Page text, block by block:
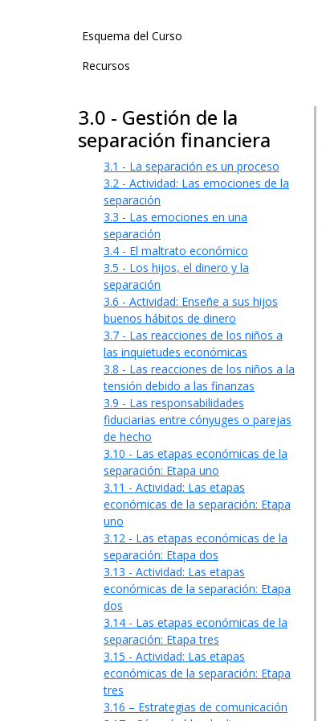
User account menu
Esquema del Curso
Recursos
3.0 - Gestión de la
separación financiera
3.1 - La separación es un proceso
3.2 - Actividad: Las emociones de la
separación
3.3 - Las emociones en una
separación
3.4 - El maltrato económico
3.5 - Los hijos, el dinero y la
separación
3.6 - Actividad: Enseñe a sus hijos
buenos hábitos de dinero
3.7 - Las reacciones de los niños a
las inquietudes económicas
3.8 - Las reacciones de los niños a la
tensión debido a las finanzas
3.9 - Las responsabilidades
fiduciarias entre cónyuges o parejas
de hecho
3.10 - Las etapas económicas de la
separación: Etapa uno
3.11 - Actividad: Las etapas
económicas de la separación: Etapa
uno
3.12 - Las etapas económicas de la
separación: Etapa dos
3.13 - Actividad: Las etapas
económicas de la separación: Etapa
dos
3.14 - Las etapas económicas de la
separación: Etapa tres
3.15 - Actividad: Las etapas
económicas de la separación: Etapa
tres
3.16 – Estrategias de comunicación